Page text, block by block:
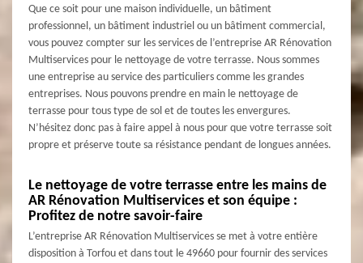
Que ce soit pour une maison individuelle, un bâtiment
professionnel, un bâtiment industriel ou un bâtiment commercial,
vous pouvez compter sur les services de l’entreprise AR Rénovation
Multiservices pour le nettoyage de votre terrasse. Nous sommes
une entreprise au service des particuliers comme les grandes
entreprises. Nous pouvons prendre en main le nettoyage de
terrasse pour tous type de sol et de toutes les envergures.
N’hésitez donc pas à faire appel à nous pour que votre terrasse soit
propre et préserve toute sa résistance pendant de longues années.
Le nettoyage de votre terrasse entre les mains de
AR Rénovation Multiservices et son équipe :
Profitez de notre savoir-faire
L’entreprise AR Rénovation Multiservices se met à votre entière
disposition à Torfou et dans tout le 49660 pour fournir des services